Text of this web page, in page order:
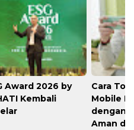
Award 2026 by
Kembali
Cara
Mobile
dengan
Aman di